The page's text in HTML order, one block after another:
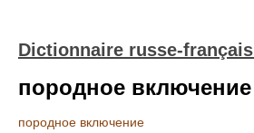
Dictionnaire russe-
породное включение
породное включение